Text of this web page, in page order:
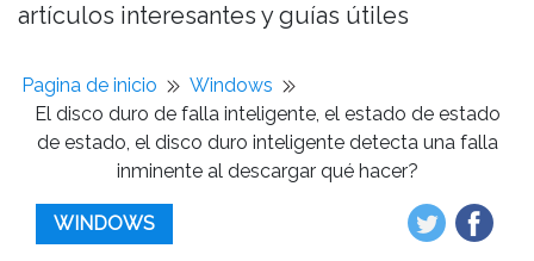
artículos interesantes y guías útiles
Pagina de inicio
Windows
El disco duro de falla inteligente, el estado de estado
de estado, el disco duro inteligente detecta una falla
inminente al descargar qué hacer?
WINDOWS